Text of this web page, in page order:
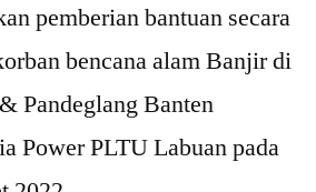
pemberian bantuan secara
bencana alam Banjir di
Pandeglang Banten
Power PLTU Labuan pada